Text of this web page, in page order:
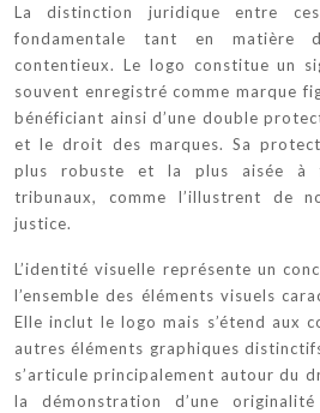
La distinction juridique entre
fondamentale tant en matière
contentieux. Le logo constitue un
souvent enregistré comme marque
bénéficiant ainsi d’une double
et le droit des marques. Sa
plus robuste et la plus aisée à
tribunaux, comme l’illustrent de
justice.
L’identité visuelle représente un
l’ensemble des éléments visuels
Elle inclut le logo mais s’étend aux
autres éléments graphiques
s’articule principalement autour du
la démonstration d’une